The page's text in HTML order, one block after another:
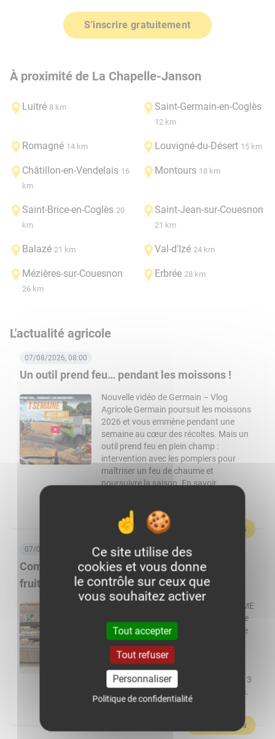
S'inscrire gratuitement
À proximité de La Chapelle-Janson
Luitré 8 km Saint-Germain-en-Coglès
12 km
Romagné 14 km Louvigné-du-Désert 15 km
Châtillon-en-Vendelais 16
km
Montours 18 km
Saint-Brice-en-Coglès 20
km
Saint-Jean-sur-Couesnon
21 km
Balazé 21 km Val-d'Izé 24 km
Mézières-sur-Couesnon
26 km
Erbrée 28 km
L'actualité agricole
Un outil prend feu… pendant les moissons !
07/08/2026, 08:00
Nouvelle vidéo de Germain – Vlog
Agricole Germain poursuit les moissons
2026 et vous emmène pendant une
semaine au cœur des récoltes. Mais un
outil prend feu en plein champ :
intervention avec les pompiers pour
maîtriser un feu de chaume et
poursuivre la saison. En savoir
En savoir plus
Comment Frais Émincés dynamise le rayon
fruits et légumes ?
07/08/2026, 06:00
Spécialiste de la fraîche découpe, la PME
de Pontchâteau affiche une croissance
à deux chiffres. Elle transforme plus de
cent fruits et légumes différents et
réalise 80 % de ses ventes en GMS.
L’usine Frais Émincés de Pontchâteau
(44) pourrait cette année dépasser les 3
000 t de fruits et légumes transformés.
Un volume réalisé […]
En savoir plus
Ce site utilise des
cookies et vous donne
le contrôle sur ceux que
vous souhaitez activer
Tout accepter
Tout refuser
Personnaliser
Politique de confidentialité